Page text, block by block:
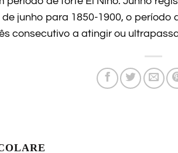
junho para 1850-1900, o período
consecutivo a atingir ou